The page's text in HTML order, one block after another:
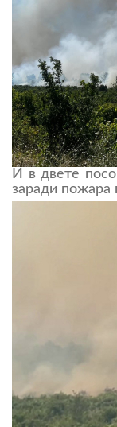
И в двете
заради пожара